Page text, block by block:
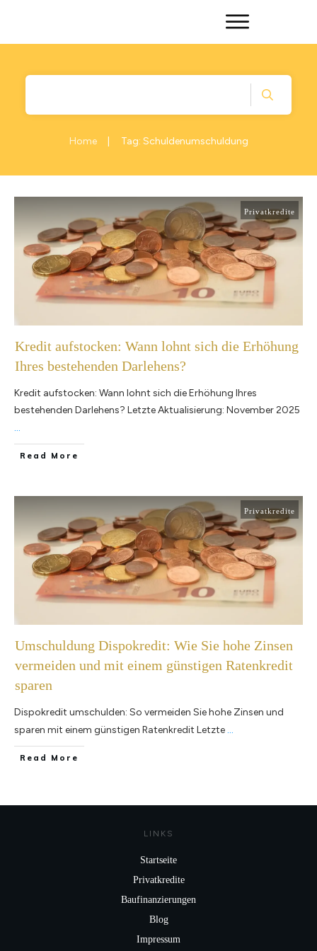
Home Tag: Schuldenumschuldung
Privatkredite
Kredit aufstocken: Wann lohnt sich die Erhöhung
Ihres bestehenden Darlehens?
Kredit aufstocken: Wann lohnt sich die Erhöhung Ihres
bestehenden Darlehens? Letzte Aktualisierung: November 2025
Read More
Privatkredite
Umschuldung Dispokredit: Wie Sie hohe Zinsen
vermeiden und mit einem günstigen Ratenkredit
sparen
Dispokredit umschulden: So vermeiden Sie hohe Zinsen und
sparen mit einem günstigen Ratenkredit Letzte
Read More
LINKS
Startseite
Privatkredite
Baufinanzierungen
Blog
Impressum